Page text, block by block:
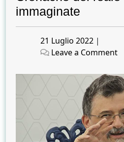
immaginate
Posted
on
21 Luglio 2022 |
Leave a Commenton